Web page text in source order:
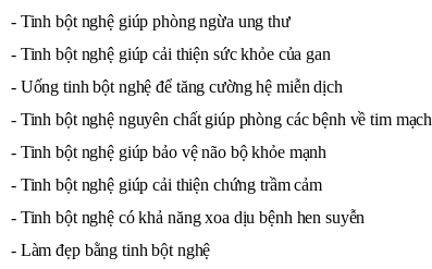
- Tinh bột nghệ giúp phòng ngừa ung thư
- Tinh bột nghệ giúp cải thiện sức khỏe của gan
- Uống tinh bột nghệ để tăng cường hệ miễn dịch
- Tinh bột nghệ nguyên chất giúp phòng các bệnh về tim mạch
- Tinh bột nghệ giúp bảo vệ não bộ khỏe mạnh
- Tinh bột nghệ giúp cải thiện chứng trầm cảm
- Tinh bột nghệ có khả năng xoa dịu bệnh hen suyễn
- Làm đẹp bằng tinh bột nghệ